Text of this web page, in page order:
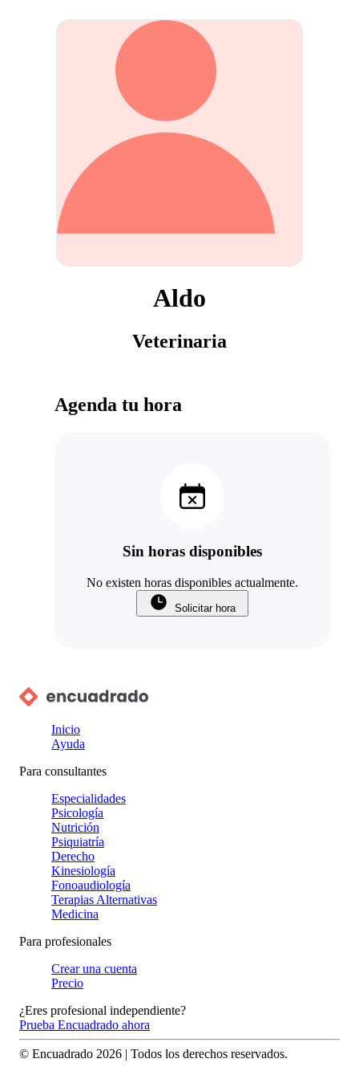
Aldo
Veterinaria
Agenda tu hora
Sin horas disponibles
No existen horas disponibles actualmente.
Solicitar hora
Inicio
Ayuda
Para consultantes
Especialidades
Psicología
Nutrición
Psiquiatría
Derecho
Kinesiología
Fonoaudiología
Terapias Alternativas
Medicina
Para profesionales
Crear una cuenta
Precio
¿Eres profesional independiente?
Prueba Encuadrado ahora
© Encuadrado 2026 | Todos los derechos reservados.